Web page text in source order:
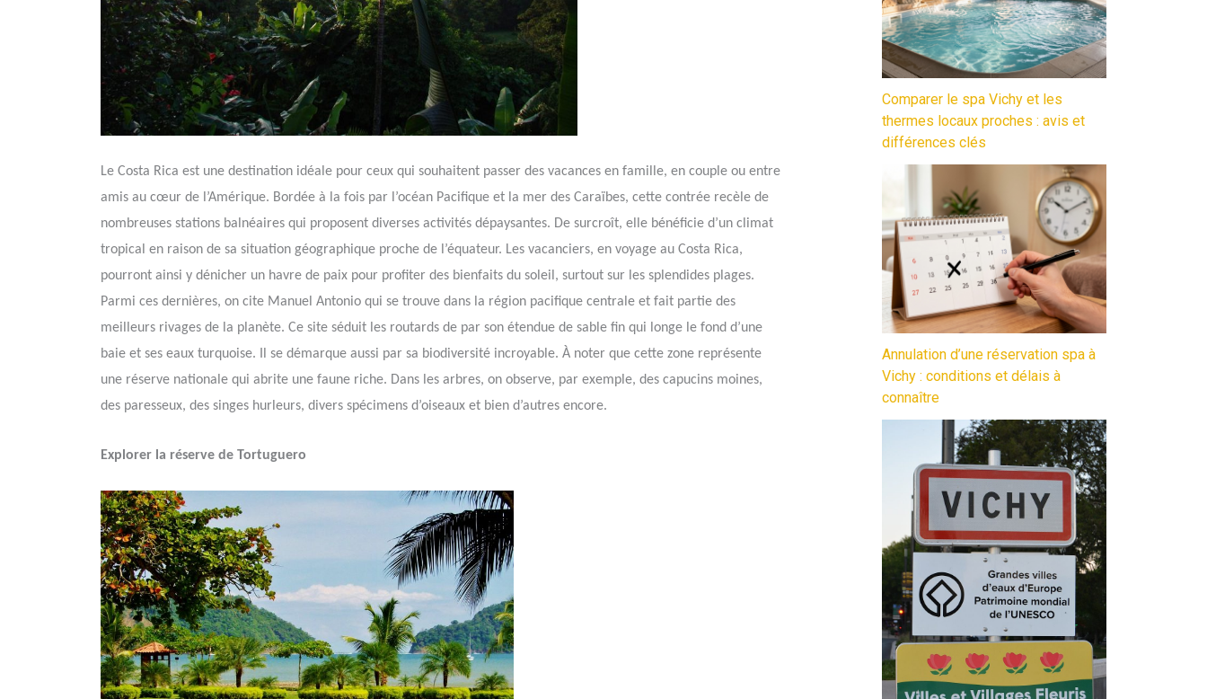
Le Costa Rica est une destination idéale pour ceux qui souhaitent passer des vacances en famille, en couple ou entre
amis au cœur de l’Amérique. Bordée à la fois par l’océan Pacifique et la mer des Caraïbes, cette contrée recèle de
nombreuses stations balnéaires qui proposent diverses activités dépaysantes. De surcroît, elle bénéficie d’un climat
tropical en raison de sa situation géographique proche de l’équateur. Les vacanciers, en voyage au Costa Rica,
pourront ainsi y dénicher un havre de paix pour profiter des bienfaits du soleil, surtout sur les splendides plages.
Parmi ces dernières, on cite Manuel Antonio qui se trouve dans la région pacifique centrale et fait partie des
meilleurs rivages de la planète. Ce site séduit les routards de par son étendue de sable fin qui longe le fond d’une
baie et ses eaux turquoise. Il se démarque aussi par sa biodiversité incroyable. À noter que cette zone représente
une réserve nationale qui abrite une faune riche. Dans les arbres, on observe, par exemple, des capucins moines,
des paresseux, des singes hurleurs, divers spécimens d’oiseaux et bien d’autres encore.
Explorer la réserve de Tortuguero
Comparer le spa Vichy et les
thermes locaux proches : avis et
différences clés
Annulation d’une réservation spa à
Vichy : conditions et délais à
connaître